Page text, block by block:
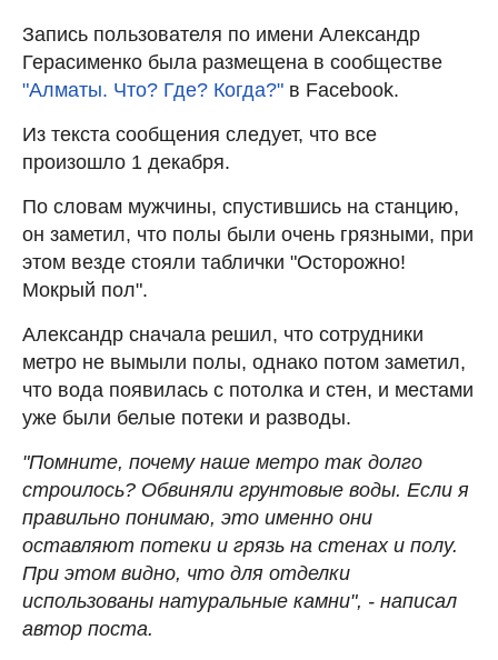
Запись пользователя по имени Александр
Герасименко была размещена в сообществе
"Алматы. Что? Где? Когда?" в Facebook.
Из текста сообщения следует, что все
произошло 1 декабря.
По словам мужчины, спустившись на станцию,
он заметил, что полы были очень грязными, при
этом везде стояли таблички "Осторожно!
Мокрый пол".
Александр сначала решил, что сотрудники
метро не вымыли полы, однако потом заметил,
что вода появилась с потолка и стен, и местами
уже были белые потеки и разводы.
"Помните, почему наше метро так долго
строилось? Обвиняли грунтовые воды. Если я
правильно понимаю, это именно они
оставляют потеки и грязь на стенах и полу.
При этом видно, что для отделки
использованы натуральные камни", - написал
автор поста.